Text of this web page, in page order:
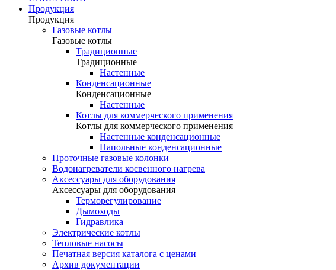
Продукция
Продукция
Газовые котлы
Газовые котлы
Традиционные
Традиционные
Настенные
Конденсационные
Конденсационные
Настенные
Котлы для коммерческого применения
Котлы для коммерческого применения
Настенные конденсационные
Напольные конденсационные
Проточные газовые колонки
Водонагреватели косвенного нагрева
Аксессуары для оборудования
Аксессуары для оборудования
Терморегулирование
Дымоходы
Гидравлика
Электрические котлы
Тепловые насосы
Печатная версия каталога с ценами
Архив документации